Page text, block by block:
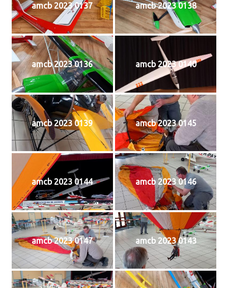
amcb 2023 0137 amcb 2023 0138
amcb 2023 0136 amcb 2023 0140
amcb 2023 0139 amcb 2023 0145
amcb 2023 0144 amcb 2023 0146
amcb 2023 0147 amcb 2023 0143